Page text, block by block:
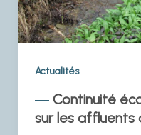
Actualités
Continuité
sur les affluents